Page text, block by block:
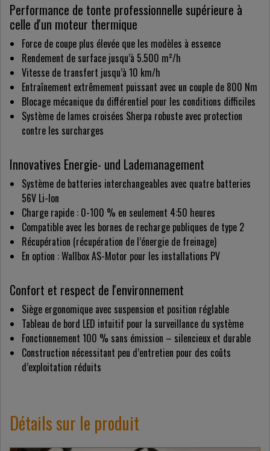
Performance de tonte professionnelle supérieure à
celle d'un moteur thermique
Force de coupe plus élevée que les modèles à essence
Rendement de surface jusqu’à 5.500 m²/h
Vitesse de transfert jusqu’à 10 km/h
Entraînement extrêmement puissant avec un couple de 800 Nm
Blocage mécanique du différentiel pour les conditions difficiles
Système de lames croisées Sherpa robuste avec protection
contre les surcharges
Innovatives Energie- und Lademanagement
Système de batteries interchangeables avec quatre batteries
56V Li-Ion
Charge rapide : 0-100 % en seulement 4:50 heures
Compatible avec les bornes de recharge publiques de type 2
Récupération (récupération de l’énergie de freinage)
En option : Wallbox AS-Motor pour les installations PV
Confort et respect de l'environnement
Siège ergonomique avec suspension et position réglable
Tableau de bord LED intuitif pour la surveillance du système
Fonctionnement 100 % sans émission – silencieux et durable
Construction nécessitant peu d’entretien pour des coûts
d’exploitation réduits
Détails sur le produit